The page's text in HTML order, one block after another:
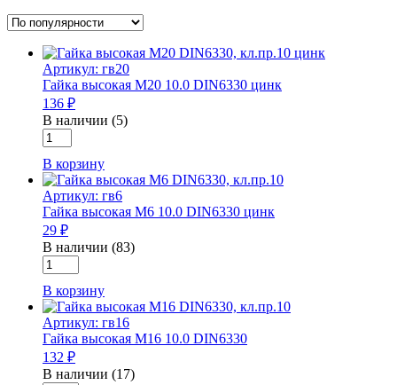
Артикул: гв20
Гайка высокая М20 10.0 DIN6330 цинк
136 ₽
В наличии (5)
Количество
товара
Гайка
высокая
М20
10.0
DIN6330
цинк
В корзину
Артикул: гв6
Гайка высокая М6 10.0 DIN6330 цинк
29 ₽
В наличии (83)
Количество
товара
Гайка
высокая
М6
10.0
DIN6330
цинк
В корзину
Артикул: гв16
Гайка высокая М16 10.0 DIN6330
132 ₽
В наличии (17)